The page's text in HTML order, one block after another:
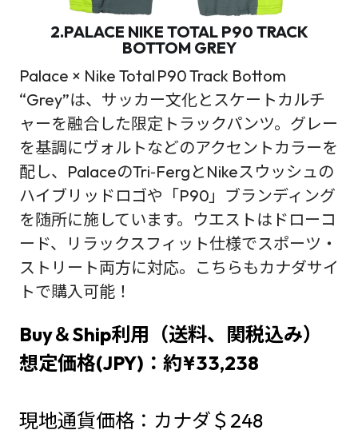
2.PALACE NIKE TOTAL P90 TRACK
BOTTOM GREY
Palace × Nike Total P90 Track Bottom
“Grey”は、サッカー文化とスケートカルチ
ャーを融合した限定トラックパンツ。グレー
を基調にヴォルトなどのアクセントカラーを
配し、PalaceのTri‑FergとNikeスウッシュの
ハイブリッドロゴや「P90」ブランディング
を随所に施しています。ウエストはドローコ
ード、リラックスフィット仕様でスポーツ・
ストリート両方に対応。こちらもカナダサイ
トで購入可能！
Buy＆Ship利用（送料、関税込み）
想定価格(JPY)：約¥33,238
現地通貨価格：カナダ＄248